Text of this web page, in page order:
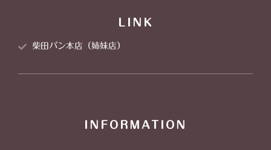
LINK
柴田パン本店（姉妹店）
INFORMATION